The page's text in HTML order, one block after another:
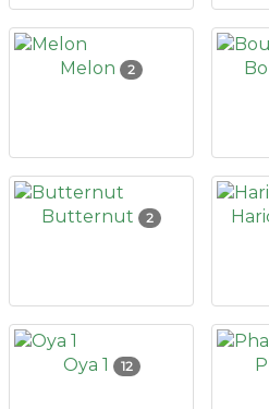
Melon 2
Butternut 2
Oya 1 12